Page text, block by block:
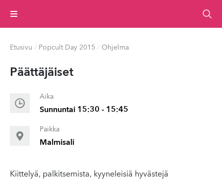
Valikko
Etusivu / Popcult Day 2015 / Ohjelma
Päät­täjäiset
Aika
Sunnuntai 15:30 - 15:45
Paikka
Malmisali
Kiittelyä, palkitsemista, kyyneleisiä hyvästejä